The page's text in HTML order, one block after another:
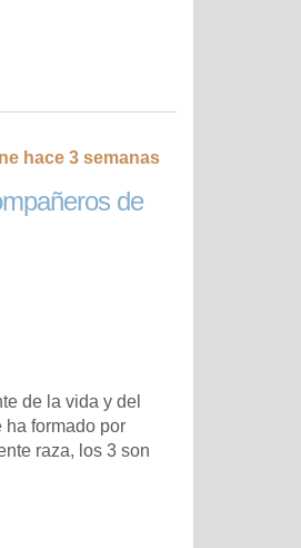
hace 3 semanas
de
de la vida y del
formado por
raza, los 3 son